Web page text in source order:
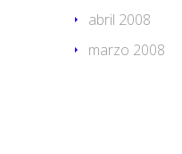
abril 2008
marzo 2008